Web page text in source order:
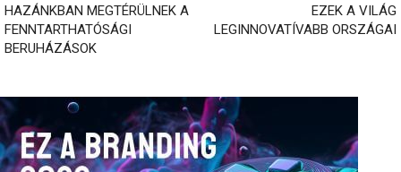
HAZÁNKBAN MEGTÉRÜLNEK A
FENNTARTHATÓSÁGI
BERUHÁZÁSOK
EZEK A VILÁG
LEGINNOVATÍVABB ORSZÁGAI